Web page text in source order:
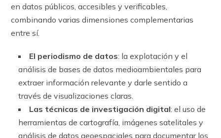
en datos públicos, accesibles y verificables,
combinando varias dimensiones complementarias
entre sí.
El periodismo de datos: la explotación y el
análisis de bases de datos medioambientales para
extraer información relevante y darle sentido a
través de visualizaciones claras.
Las técnicas de investigación digital: el uso de
herramientas de cartografía, imágenes satelitales y
análisis de datos geoespaciales para documentar los